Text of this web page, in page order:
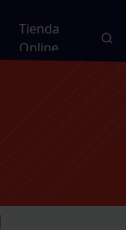
Tienda
Online